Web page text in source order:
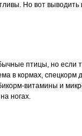
Но вот
птицы, но если
в кормах, спецкорм
витамины и
ногах.